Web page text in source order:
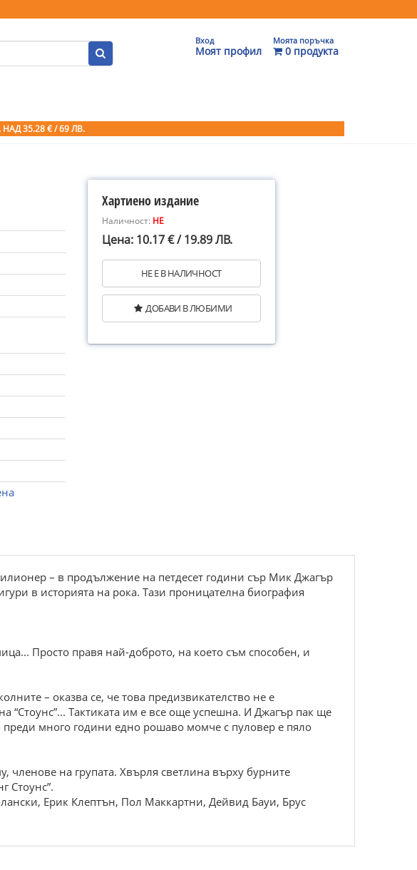
Вход
Моят профил
Моята поръчка
0 продукта
НАД 35.28 € / 69 ЛВ.
Хартиено издание
Наличност: НЕ
Цена: 10.17 € / 19.89 ЛВ.
НЕ Е В НАЛИЧНОСТ
ДОБАВИ В ЛЮБИМИ
– в продължение на петдесет години сър Мик Джагър
в историята на рока. Тази проницателна биография
Просто правя най-доброто, на което съм способен, и
– оказва се, че това предизвикателство не е
Тактиката им е все още успешна. И Джагър пак ще
преди много години едно рошаво момче с пуловер е пяло
членове на групата. Хвърля светлина върху бурните
Стоунс”.
Ерик Клептън, Пол Маккартни, Дейвид Бауи, Брус